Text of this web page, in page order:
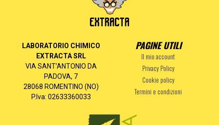
LABORATORIO CHIMICO
EXTRACTA SRL
VIA SANT’ANTONIO DA
PADOVA, 7
28068 ROMENTINO (NO)
P.Iva: 02633360033
PAGINE UTILI
Il mio account
Privacy Policy
Cookie policy
Termini e condizioni